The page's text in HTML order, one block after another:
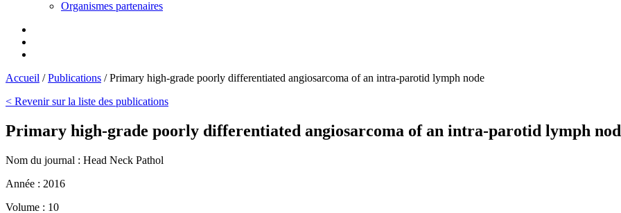
Organismes partenaires
Accueil /Publications /Primary high-grade poorly differentiated angiosarcoma of an intra-parotid lymph node
< Revenir sur la liste des publications
Primary high-grade poorly differentiated angiosarcoma of an intra-parotid lymph
Nom du journal : Head Neck Pathol
Année : 2016
Volume : 10